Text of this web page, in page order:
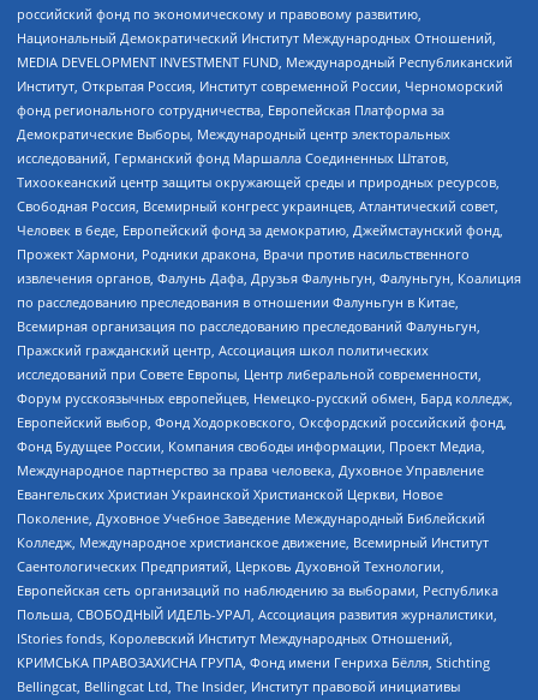
российский фонд по экономическому и правовому развитию,
Национальный Демократический Институт Международных Отношений,
MEDIA DEVELOPMENT INVESTMENT FUND, Международный Республиканский
Институт, Открытая Россия, Институт современной России, Черноморский
фонд регионального сотрудничества, Европейская Платформа за
Демократические Выборы, Международный центр электоральных
исследований, Германский фонд Маршалла Соединенных Штатов,
Тихоокеанский центр защиты окружающей среды и природных ресурсов,
Свободная Россия, Всемирный конгресс украинцев, Атлантический совет,
Человек в беде, Европейский фонд за демократию, Джеймстаунский фонд,
Прожект Хармони, Родники дракона, Врачи против насильственного
извлечения органов, Фалунь Дафа, Друзья Фалуньгун, Фалуньгун, Коалиция
по расследованию преследования в отношении Фалуньгун в Китае,
Всемирная организация по расследованию преследований Фалуньгун,
Пражский гражданский центр, Ассоциация школ политических
исследований при Совете Европы, Центр либеральной современности,
Форум русскоязычных европейцев, Немецко-русский обмен, Бард колледж,
Европейский выбор, Фонд Ходорковского, Оксфордский российский фонд,
Фонд Будущее России, Компания свободы информации, Проект Медиа,
Международное партнерство за права человека, Духовное Управление
Евангельских Христиан Украинской Христианской Церкви, Новое
Поколение, Духовное Учебное Заведение Международный Библейский
Колледж, Международное христианское движение, Всемирный Институт
Саентологических Предприятий, Церковь Духовной Технологии,
Европейская сеть организаций по наблюдению за выборами, Республика
Польша, СВОБОДНЫЙ ИДЕЛЬ-УРАЛ, Ассоциация развития журналистики,
IStories fonds, Королевский Институт Международных Отношений,
КРИМСЬКА ПРАВОЗАХИСНА ГРУПА, Фонд имени Генриха Бёлля, Stichting
Bellingcat, Bellingcat Ltd, The Insider, Институт правовой инициативы